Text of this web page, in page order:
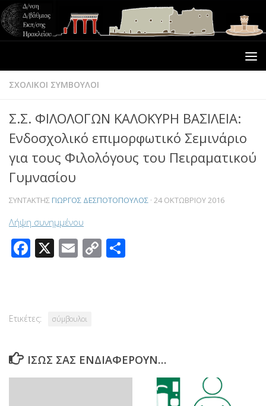
ΣΧΟΛΙΚΟΙ ΣΥΜΒΟΥΛΟΙ
Σ.Σ. ΦΙΛΟΛΟΓΩΝ ΚΑΛΟΚΥΡΗ ΒΑΣΙΛΕΙΑ:
Ενδοσχολικό επιμορφωτικό Σεμινάριο
για τους Φιλολόγους του Πειραματικού
Γυμνασίου
ΣΥΝΤΆΚΤΗΣ ΓΙΏΡΓΟΣ ΔΕΣΠΟΤΌΠΟΥΛΟΣ · 24 ΟΚΤΩΒΡΊΟΥ 2016
Λήψη συνημμένου
Facebook
X Email
Copy
Ετικέτες: σύμβουλοι
ΊΣΩΣ ΣΑΣ ΕΝΔΙΑΦΈΡΟΥΝ…